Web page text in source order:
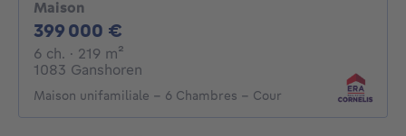
Maison
399 000 €
6 ch. 6 chambres
· 219 m²
1083 Ganshoren
Maison unifamiliale - 6 Chambres - Cour